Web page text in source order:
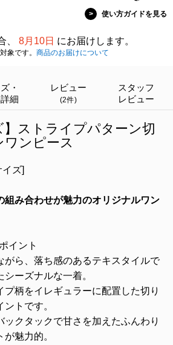
> 使い方ガイドを見る
、 8月10日 にお届けします。
象です。 商品のお届けについて
・
細
レビュー
(2件)
スタッフ
レビュー
】ストライプパターン切
ワンピース
ズ]
組み合わせが魅力のオリジナルワン
イント
がら、落ち感のあるテキスタイルで
ーズナルな一着。
プ柄をイレギュラーに配置した切り
トです。
ックタックで甘さを加えたふんわり
魅力的。